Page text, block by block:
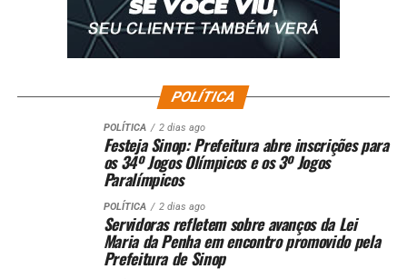
POLÍTICA
POLÍTICA 2 dias ago
Festeja Sinop: Prefeitura abre inscrições para
os 34º Jogos Olímpicos e os 3º Jogos
Paralímpicos
POLÍTICA 2 dias ago
Servidoras refletem sobre avanços da Lei
Maria da Penha em encontro promovido pela
Prefeitura de Sinop